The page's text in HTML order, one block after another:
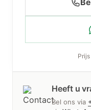
Heeft u
Bel ons via